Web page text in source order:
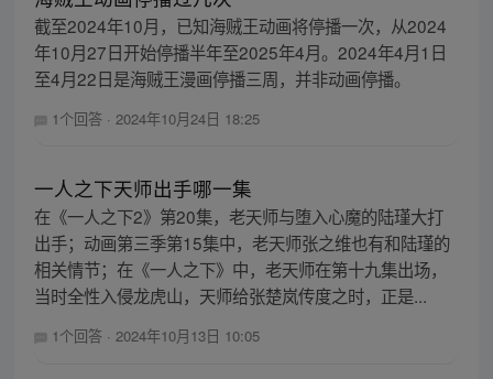
截至2024年10月，已知海贼王动画将停播一次，从2024
年10月27日开始停播半年至2025年4月。2024年4月1日
至4月22日是海贼王漫画停播三周，并非动画停播。
1个回答 · 2024年10月24日 18:25
一人之下天师出手哪一集
在《一人之下2》第20集，老天师与堕入心魔的陆瑾大打
出手；动画第三季第15集中，老天师张之维也有和陆瑾的
相关情节；在《一人之下》中，老天师在第十九集出场，
当时全性入侵龙虎山，天师给张楚岚传度之时，正是...
1个回答 · 2024年10月13日 10:05